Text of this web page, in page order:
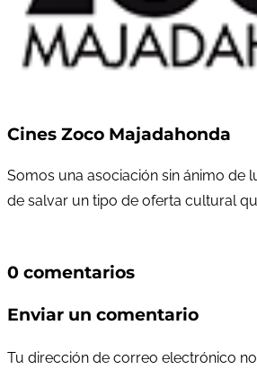
Cines Zoco Majadahonda
Somos una asociación sin ánimo de
de salvar un tipo de oferta cultural
0 comentarios
Enviar un comentario
Tu dirección de correo electrónico